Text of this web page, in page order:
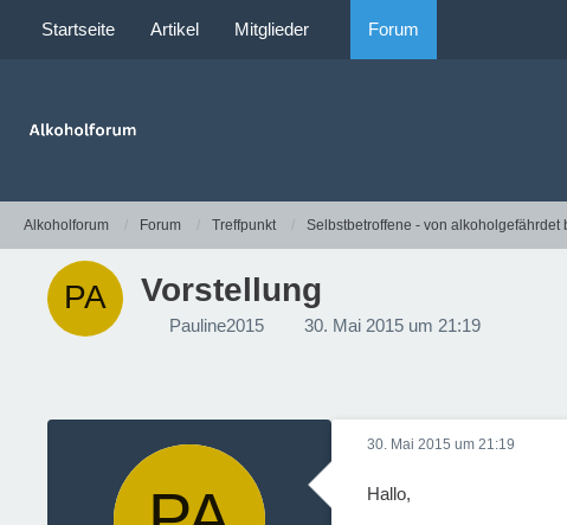
Startseite Artikel Mitglieder Forum
Alkoholforum Forum Treffpunkt Selbstbetroffene - von alkoholgefährdet
Vorstellung
Pauline2015 30. Mai 2015 um 21:19
30. Mai 2015 um 21:19
Hallo,